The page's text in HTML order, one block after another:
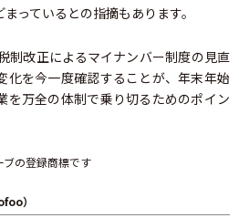
っているとの指摘もあります。
制改正によるマイナンバー制度の見直
化を今一度確認することが、年末年始
を万全の体制で乗り切るためのポイン
の登録商標です
）